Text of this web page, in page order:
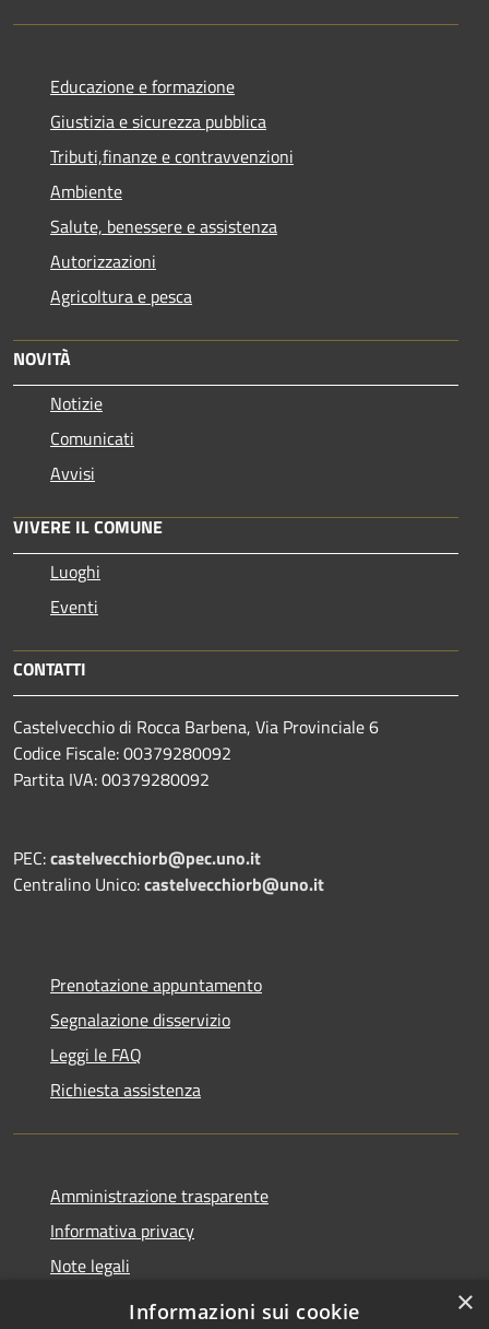
Educazione e formazione
Giustizia e sicurezza pubblica
Tributi,finanze e contravvenzioni
Ambiente
Salute, benessere e assistenza
Autorizzazioni
Agricoltura e pesca
NOVITÀ
Notizie
Comunicati
Avvisi
VIVERE IL COMUNE
Luoghi
Eventi
CONTATTI
Castelvecchio di Rocca Barbena, Via Provinciale 6
Codice Fiscale: 00379280092
Partita IVA: 00379280092
PEC:castelvecchiorb@pec.uno.it
Centralino Unico:castelvecchiorb@uno.it
Prenotazione appuntamento
Segnalazione disservizio
Leggi le FAQ
Richiesta assistenza
Amministrazione trasparente
Informativa privacy
Note legali
Dichiarazione di accessibilità
×
Informazioni sui cookie